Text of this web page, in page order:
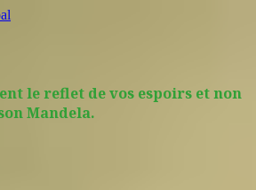
le reflet de vos espoirs et non
Mandela.